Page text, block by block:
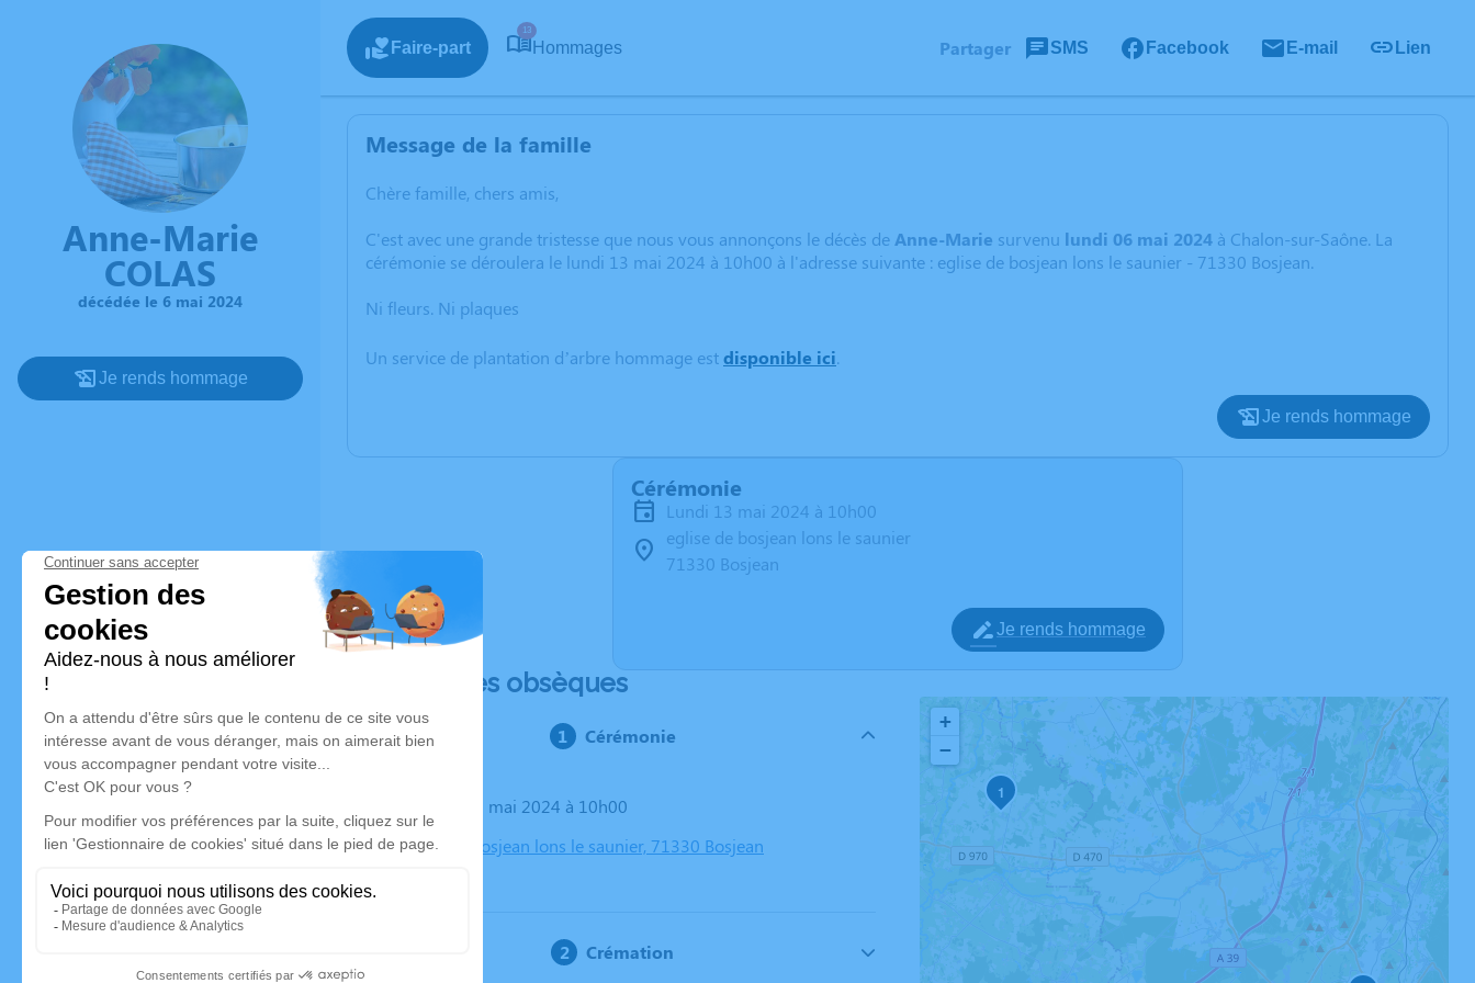
Anne-Marie
COLAS
décédée le 6 mai 2024
Je rends hommage
Faire-part
13
Hommages Partager SMS Facebook E-mail Lien
Message de la famille
Chère famille, chers amis,
C'est avec une grande tristesse que nous vous annonçons le décès de Anne-Marie survenu lundi 06 mai 2024 à Chalon-sur-Saône. La
cérémonie se déroulera le lundi 13 mai 2024 à 10h00 à l'adresse suivante : eglise de bosjean lons le saunier - 71330 Bosjean.
Ni fleurs. Ni plaques
Un service de plantation d’arbre hommage estdisponible ici.
Je rends hommage
Cérémonie
lundi 13 mai 2024 à 10h00
eglise de bosjean lons le saunier
71330 Bosjean
Je rends hommage
Déroulé des obsèques
Cérémonie
Le lundi 13 mai 2024 à 10h00
eglise de bosjean lons le saunier, 71330 Bosjean
Crémation
1
+
−